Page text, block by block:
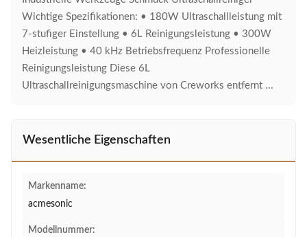
Wichtige Spezifikationen: • 180W Ultraschallleistung mit
7-stufiger Einstellung • 6L Reinigungsleistung • 300W
Heizleistung • 40 kHz Betriebsfrequenz Professionelle
Reinigungsleistung Diese 6L
Ultraschallreinigungsmaschine von Creworks entfernt ...
Wesentliche Eigenschaften
Markenname:
acmesonic
Modellnummer: